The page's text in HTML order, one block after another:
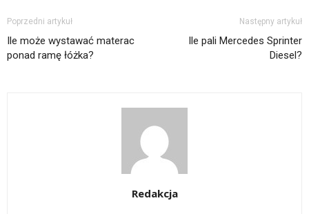
Poprzedni artykuł
Ile może wystawać materac
ponad ramę łóżka?
Następny artykuł
Ile pali Mercedes Sprinter
Diesel?
Redakcja